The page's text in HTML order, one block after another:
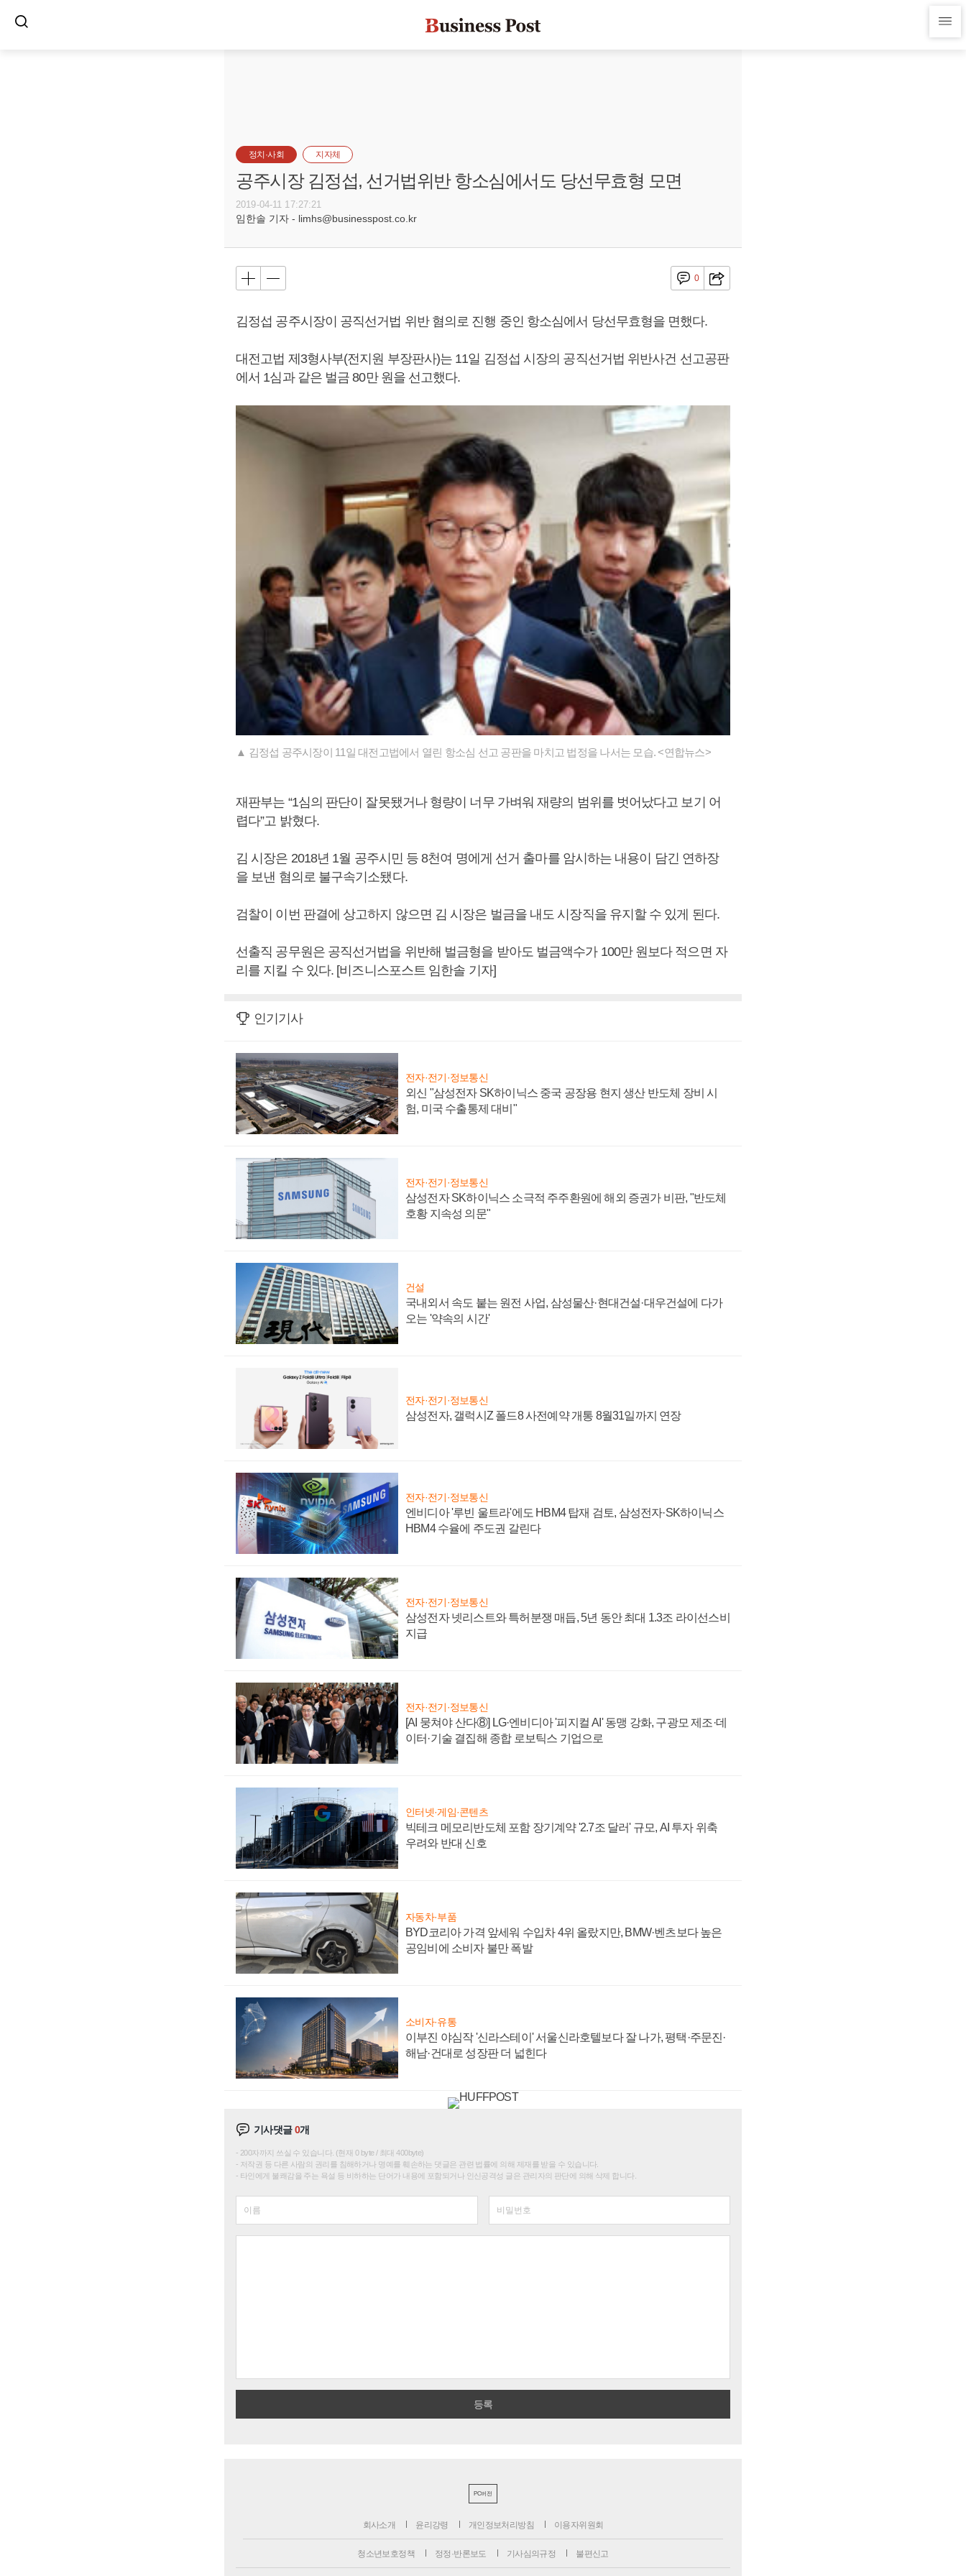
정치·사회 지자체
공주시장 김정섭, 선거법위반 항소심에서도 당선무효형 모면
2019-04-11 17:27:21
임한솔 기자 - limhs@businesspost.co.kr
0
김정섭 공주시장이 공직선거법 위반 혐의로 진행 중인 항소심에서 당선무효형을 면했다.
대전고법 제3형사부(전지원 부장판사)는 11일 김정섭 시장의 공직선거법 위반사건 선고공판
에서 1심과 같은 벌금 80만 원을 선고했다.
▲ 김정섭 공주시장이 11일 대전고법에서 열린 항소심 선고 공판을 마치고 법정을 나서는 모습. <연합뉴스>
재판부는 “1심의 판단이 잘못됐거나 형량이 너무 가벼워 재량의 범위를 벗어났다고 보기 어
렵다”고 밝혔다.
김 시장은 2018년 1월 공주시민 등 8천여 명에게 선거 출마를 암시하는 내용이 담긴 연하장
을 보낸 혐의로 불구속기소됐다.
검찰이 이번 판결에 상고하지 않으면 김 시장은 벌금을 내도 시장직을 유지할 수 있게 된다.
선출직 공무원은 공직선거법을 위반해 벌금형을 받아도 벌금액수가 100만 원보다 적으면 자
리를 지킬 수 있다. [비즈니스포스트 임한솔 기자]
인기기사
전자·전기·정보통신
외신 "삼성전자 SK하이닉스 중국 공장용 현지 생산 반도체 장비 시
험, 미국 수출통제 대비"
전자·전기·정보통신
삼성전자 SK하이닉스 소극적 주주환원에 해외 증권가 비판, "반도체
호황 지속성 의문"
건설
국내외서 속도 붙는 원전 사업, 삼성물산·현대건설·대우건설에 다가
오는 '약속의 시간'
전자·전기·정보통신
삼성전자, 갤럭시Z 폴드8 사전예약 개통 8월31일까지 연장
전자·전기·정보통신
엔비디아 '루빈 울트라'에도 HBM4 탑재 검토, 삼성전자·SK하이닉스
HBM4 수율에 주도권 갈린다
전자·전기·정보통신
삼성전자 넷리스트와 특허분쟁 매듭, 5년 동안 최대 1.3조 라이선스비
지급
전자·전기·정보통신
[AI 뭉쳐야 산다⑧] LG·엔비디아 '피지컬 AI' 동맹 강화, 구광모 제조·데
이터·기술 결집해 종합 로보틱스 기업으로
인터넷·게임·콘텐츠
빅테크 메모리반도체 포함 장기계약 '2.7조 달러' 규모, AI 투자 위축
우려와 반대 신호
자동차·부품
BYD코리아 가격 앞세워 수입차 4위 올랐지만, BMW·벤츠보다 높은
공임비에 소비자 불만 폭발
소비자·유통
이부진 야심작 '신라스테이' 서울신라호텔보다 잘 나가, 평택·주문진·
해남·건대로 성장판 더 넓힌다
기사댓글0개
200자까지 쓰실 수 있습니다. (현재 0 byte / 최대 400byte)
저작권 등 다른 사람의 권리를 침해하거나 명예를 훼손하는 댓글은 관련 법률에 의해 제재를 받을 수 있습니다.
타인에게 불쾌감을 주는 욕설 등 비하하는 단어가 내용에 포함되거나 인신공격성 글은 관리자의 판단에 의해 삭제 합니다.
PC버전
회사소개 윤리강령 개인정보처리방침 이용자위원회
청소년보호정책 정정·반론보도 기사심의규정 불편신고